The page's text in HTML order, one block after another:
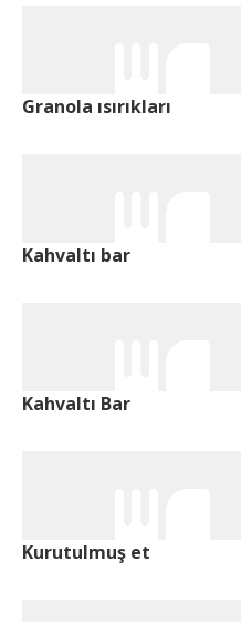
Granola ısırıkları
Kahvaltı bar
Kahvaltı Bar
Kurutulmuş et